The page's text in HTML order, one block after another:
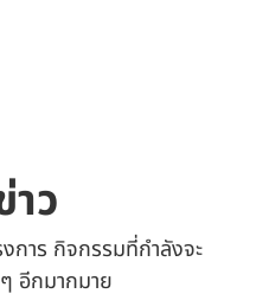
ว
การ กิจกรรมที่กำลังจะ
อีกมากมาย